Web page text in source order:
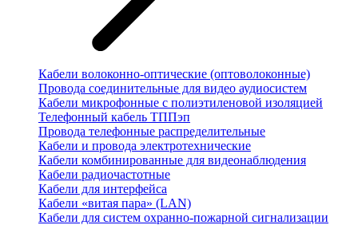
Кабели волоконно-оптические (оптоволоконные)
Провода соединительные для видео аудиосистем
Кабели микрофонные с полиэтиленовой изоляцией
Телефонный кабель ТППэп
Провода телефонные распределительные
Кабели и провода электротехнические
Кабели комбинированные для видеонаблюдения
Кабели радиочастотные
Кабели для интерфейса
Кабели «витая пара» (LAN)
Кабели для систем охранно-пожарной сигнализации